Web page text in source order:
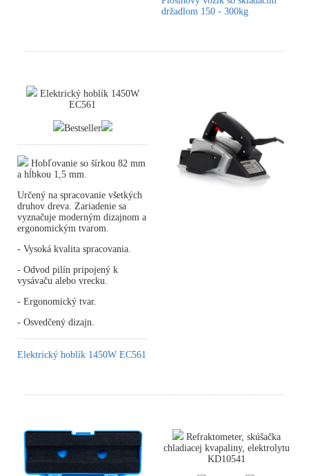
držadlom 150 - 300kg
Elektrický hoblík 1450W
EC561
Bestseller
Hobľovanie so šírkou 82 mm
a hĺbkou 1,5 mm.
Určený na spracovanie všetkých
druhov dreva. Zariadenie sa
vyznačuje moderným dizajnom a
ergonomickým tvarom.
- Vysoká kvalita spracovania.
- Odvod pilín pripojený k
vysávaču alebo vrecku.
- Ergonomický tvar.
- Osvedčený dizajn.
Elektrický hoblík 1450W EC561
Refraktometer, skúšačka
chladiacej kvapaliny, elektrolytu
KD10541